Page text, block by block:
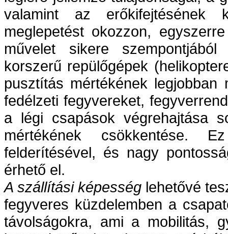
valamint az erőkifejtésének
meglepetést okozzon,
művelet sikere
korszerű repülőgépek
pusztítás mértékének legjobban
fedélzeti fegyvereket,
a légi csapások végrehajtása
mértékének csökkentése.
felderítésével, és nagy
érhető el.
A szállítási képesség lehetővé
fegyveres küzdelemben a
távolságokra, ami a mobilitás,